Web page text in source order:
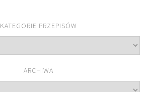
KATEGORIE PRZEPISÓW
ARCHIWA